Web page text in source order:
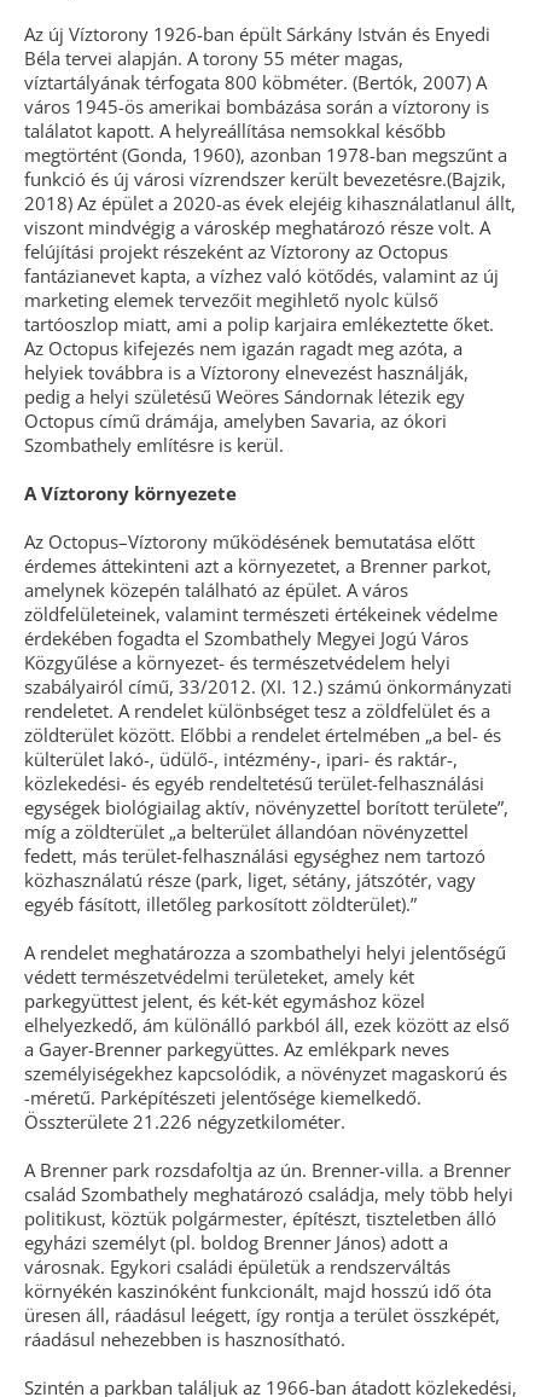
Az új Víztorony 1926-ban épült Sárkány István és Enyedi
Béla tervei alapján. A torony 55 méter magas,
víztartályának térfogata 800 köbméter. (Bertók, 2007) A
város 1945-ös amerikai bombázása során a víztorony is
találatot kapott. A helyreállítása nemsokkal később
megtörtént (Gonda, 1960), azonban 1978-ban megszűnt a
funkció és új városi vízrendszer került bevezetésre.(Bajzik,
2018) Az épület a 2020-as évek elejéig kihasználatlanul állt,
viszont mindvégig a városkép meghatározó része volt. A
felújítási projekt részeként az Víztorony az Octopus
fantázianevet kapta, a vízhez való kötődés, valamint az új
marketing elemek tervezőit megihlető nyolc külső
tartóoszlop miatt, ami a polip karjaira emlékeztette őket.
Az Octopus kifejezés nem igazán ragadt meg azóta, a
helyiek továbbra is a Víztorony elnevezést használják,
pedig a helyi születésű Weöres Sándornak létezik egy
Octopus című drámája, amelyben Savaria, az ókori
Szombathely említésre is kerül.
A Víztorony környezete
Az Octopus–Víztorony működésének bemutatása előtt
érdemes áttekinteni azt a környezetet, a Brenner parkot,
amelynek közepén található az épület. A város
zöldfelületeinek, valamint természeti értékeinek védelme
érdekében fogadta el Szombathely Megyei Jogú Város
Közgyűlése a környezet- és természetvédelem helyi
szabályairól című, 33/2012. (XI. 12.) számú önkormányzati
rendeletet. A rendelet különbséget tesz a zöldfelület és a
zöldterület között. Előbbi a rendelet értelmében „a bel- és
külterület lakó-, üdülő-, intézmény-, ipari- és raktár-,
közlekedési- és egyéb rendeltetésű terület-felhasználási
egységek biológiailag aktív, növényzettel borított területe”,
míg a zöldterület „a belterület állandóan növényzettel
fedett, más terület-felhasználási egységhez nem tartozó
közhasználatú része (park, liget, sétány, játszótér, vagy
egyéb fásított, illetőleg parkosított zöldterület).”
A rendelet meghatározza a szombathelyi helyi jelentőségű
védett természetvédelmi területeket, amely két
parkegyüttest jelent, és két-két egymáshoz közel
elhelyezkedő, ám különálló parkból áll, ezek között az első
a Gayer-Brenner parkegyüttes. Az emlékpark neves
személyiségekhez kapcsolódik, a növényzet magaskorú és
-méretű. Parképítészeti jelentősége kiemelkedő.
Összterülete 21.226 négyzetkilométer.
A Brenner park rozsdafoltja az ún. Brenner-villa. a Brenner
család Szombathely meghatározó családja, mely több helyi
politikust, köztük polgármester, építészt, tiszteletben álló
egyházi személyt (pl. boldog Brenner János) adott a
városnak. Egykori családi épületük a rendszerváltás
környékén kaszinóként funkcionált, majd hosszú idő óta
üresen áll, ráadásul leégett, így rontja a terület összképét,
ráadásul nehezebben is hasznosítható.
Szintén a parkban találjuk az 1966-ban átadott közlekedési,